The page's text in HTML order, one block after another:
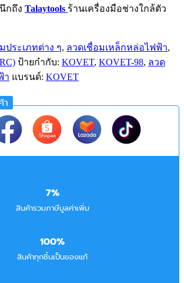
นึกถึง Talaytools ร้านเครื่องมือช่างใกล้ตัว
ประเภทต่าง ๆ, ลวดเชื่อมเหล็กหล่อไฟฟ้า,
ป้ายกำกับ: KOVET, KOVET-98, ลวด
า แบรนด์: KOVET
า
7%
สินค้ารวมภาษีมูลค่าเพิ่ม
100%
สินค้าทุกชิ้นเป็นของแท้